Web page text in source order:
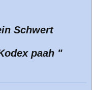
Schwert
paah "